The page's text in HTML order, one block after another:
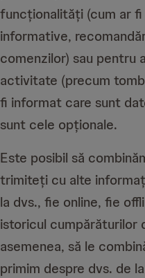
funcționalități (cum ar
informative,
comenzilor) sau pentru
activitate (precum
fi informat care sunt
sunt cele opționale.
Este posibil să
trimiteți cu alte
la dvs., fie online, fie
istoricul cumpărăturilor
asemenea, să le
primim despre dvs. de